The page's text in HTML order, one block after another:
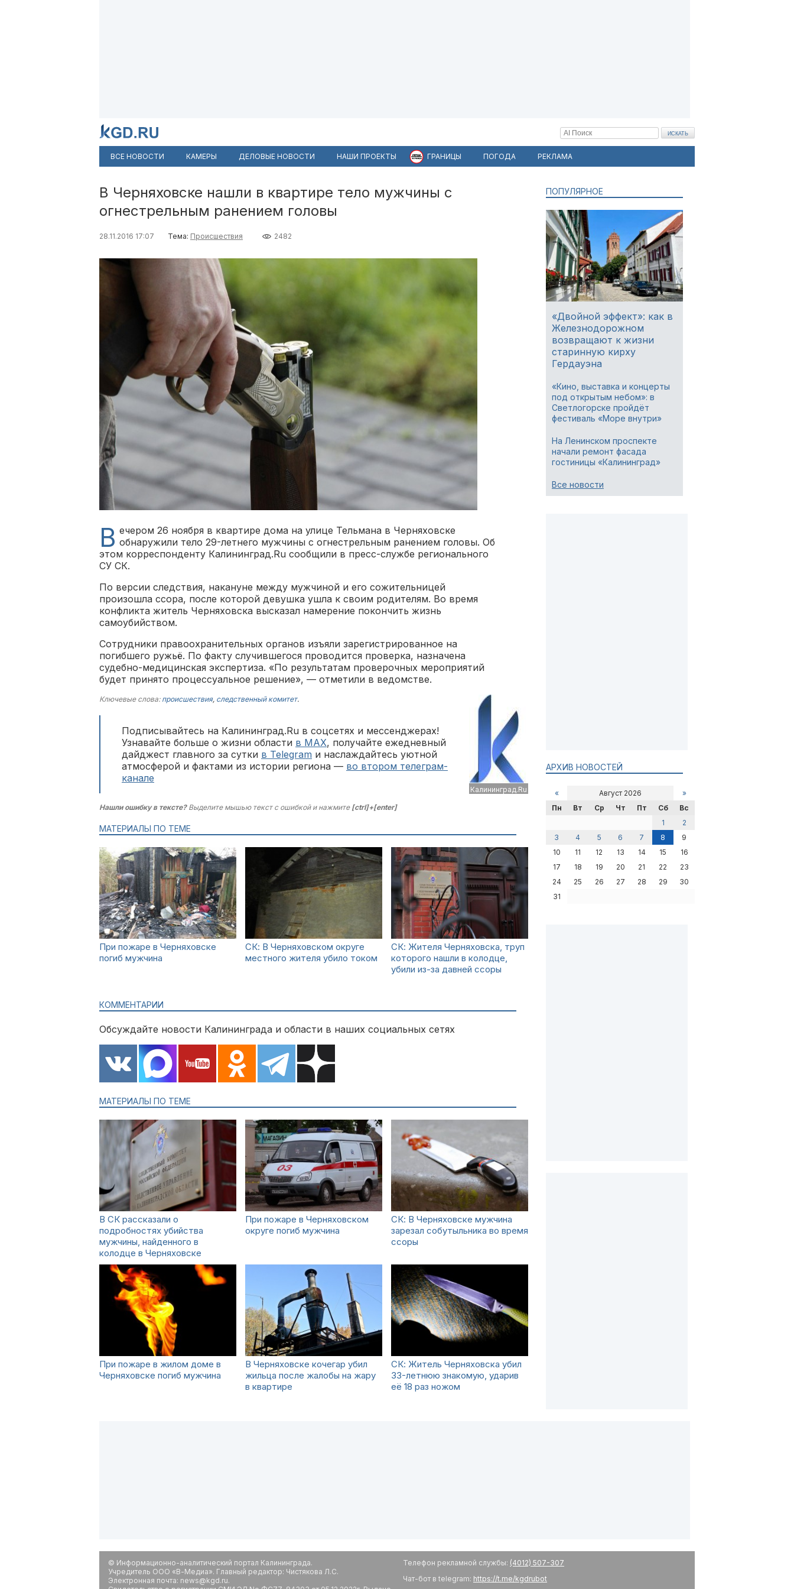
ВСЕ НОВОСТИ КАМЕРЫ ДЕЛОВЫЕ НОВОСТИ НАШИ ПРОЕКТЫ ГРАНИЦЫ ПОГОДА РЕКЛАМА
В Черняховске нашли в квартире тело мужчины с
огнестрельным ранением головы
28.11.2016 17:07 Тема: Происшествия 2482
В ечером 26 ноября в квартире дома на улице Тельмана в Черняховске
обнаружили тело 29-летнего мужчины с огнестрельным ранением головы. Об
этом корреспонденту Калининград.Ru сообщили в пресс-службе регионального
СУ СК.
По версии следствия, накануне между мужчиной и его сожительницей
произошла ссора, после которой девушка ушла к своим родителям. Во время
конфликта житель Черняховска высказал намерение покончить жизнь
самоубийством.
Сотрудники правоохранительных органов изъяли зарегистрированное на
погибшего ружьё. По факту случившегося проводится проверка, назначена
судебно-медицинская экспертиза. «По результатам проверочных мероприятий
будет принято процессуальное решение», — отметили в ведомстве.
Калининград.Ru
Ключевые слова: происшествия, следственный комитет.
Подписывайтесь на Калининград.Ru в соцсетях и мессенджерах!
Узнавайте больше о жизни области в MAX, получайте ежедневный
дайджест главного за сутки в Telegram и наслаждайтесь уютной
атмосферой и фактами из истории региона — во втором телеграм-
канале
Нашли ошибку в тексте?Выделите мышью текст с ошибкой и нажмите [ctrl]+[enter]
МАТЕРИАЛЫ ПО ТЕМЕ
При пожаре в Черняховске
погиб мужчина
СК: В Черняховском округе
местного жителя убило током
СК: Жителя Черняховска, труп
которого нашли в колодце,
убили из-за давней ссоры
КОММЕНТАРИИ
Обсуждайте новости Калининграда и области в наших социальных сетях
МАТЕРИАЛЫ ПО ТЕМЕ
В СК рассказали о
подробностях убийства
мужчины, найденного в
колодце в Черняховске
При пожаре в Черняховском
округе погиб мужчина
СК: В Черняховске мужчина
зарезал собутыльника во время
ссоры
При пожаре в жилом доме в
Черняховске погиб мужчина
В Черняховске кочегар убил
жильца после жалобы на жару
в квартире
СК: Житель Черняховска убил
33-летнюю знакомую, ударив
её 18 раз ножом
ПОПУЛЯРНОЕ
«Двойной эффект»: как в
Железнодорожном
возвращают к жизни
старинную кирху
Гердауэна
«Кино, выставка и концерты
под открытым небом»: в
Светлогорске пройдёт
фестиваль «Море внутри»
На Ленинском проспекте
начали ремонт фасада
гостиницы «Калининград»
Все новости
АРХИВ НОВОСТЕЙ
« Август 2026
»
Пн
Вт Ср Чт Пт Сб
Вс
1
2
3
4 5 6 7 8
9
10
11 12 13 14 15
16
17
18 19 20 21 22
23
24
25 26 27 28 29
30
31
© Информационно-аналитический портал Калининграда.
Учредитель ООО «В-Медиа». Главный редактор: Чистякова Л.С.
Электронная почта: news@kgd.ru.
Телефон рекламной службы: (4012) 507-307
Чат-бот в telegram: https://t.me/kgdrubot